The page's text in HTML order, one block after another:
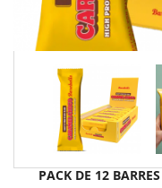
PACK DE 12